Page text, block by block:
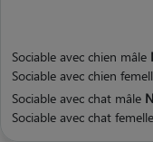
Sociable avec chien mâle
Sociable avec chien
Sociable avec chat mâle
Sociable avec chat femelle